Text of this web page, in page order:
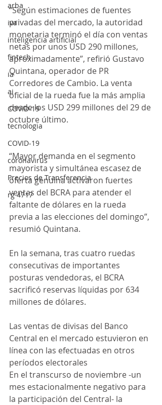
arba
iva
inteligencia artificial
fintech
ia
ai
COVID-19
tecnologia
COVID-19
coronavirus
Precios de Transferencia
rg 4717
“Según estimaciones de fuentes
privadas del mercado, la autoridad
monetaria terminó el día con ventas
netas por unos USD 290 millones,
aproximadamente”, refirió Gustavo
Quintana, operador de PR
Corredores de Cambio. La venta
oficial de la rueda fue la más amplia
desde los USD 299 millones del 29 de
octubre último.
“Mayor demanda en el segmento
mayorista y simultánea escasez de
oferta genuina activaron fuertes
ventas del BCRA para atender el
faltante de dólares en la rueda
previa a las elecciones del domingo”,
resumió Quintana.
En la semana, tras cuatro ruedas
consecutivas de importantes
posturas vendedoras, el BCRA
sacrificó reservas líquidas por 634
millones de dólares.
Las ventas de divisas del Banco
Central en el mercado estuvieron en
línea con las efectuadas en otros
períodos electorales
En el transcurso de noviembre -un
mes estacionalmente negativo para
la participación del Central- la